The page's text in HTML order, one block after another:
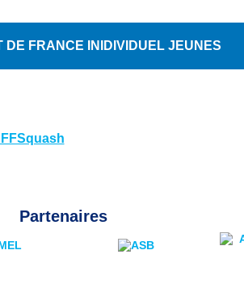
DE FRANCE INIDIVIDUEL JEUNES
Partenaires